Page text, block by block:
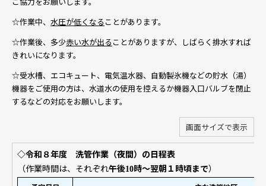
☆作業中、 水圧が低くなる ことがあります。
☆作業後、多少赤い水が出る ことがありますが、しばらく排水すれば
きれいになります。
☆受水槽、エコキュート、電気温水器、自動製氷機などの貯水（湯）
機器をご使用の方は、水道水の使用を控えるか機器入口バルブを閉止
するなどの対応をお願いします。
画面サイズで表示
◇令和８年度 洗管作業（夜間）の日程表
（作業時間は、それぞれ午後10時～翌朝１時頃まで）